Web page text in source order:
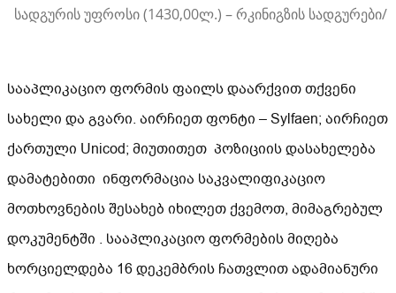
სადგურის უფროსი (1430,00ლ.) – რკინიგზის სადგურები/
სააპლიკაციო ფორმის ფაილს დაარქვით თქვენი
სახელი და გვარი. აირჩიეთ ფონტი – Sylfaen; აირჩიეთ
ქართული Unicod; მიუთითეთ პოზიციის დასახელება
დამატებითი ინფორმაცია საკვალიფიკაციო
მოთხოვნების შესახებ იხილეთ ქვემოთ, მიმაგრებულ
დოკუმენტში . სააპლიკაციო ფორმების მიღება
ხორციელდება 16 დეკემბრის ჩათვლით ადამიანური